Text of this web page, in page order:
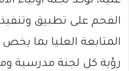
الفحم على تطبيق وتنفيذ
المتابعة العليا بما
رؤية كل لجنة مدرسية